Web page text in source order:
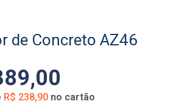
de Concreto AZ46
,00
R$ 238,90 no cartão